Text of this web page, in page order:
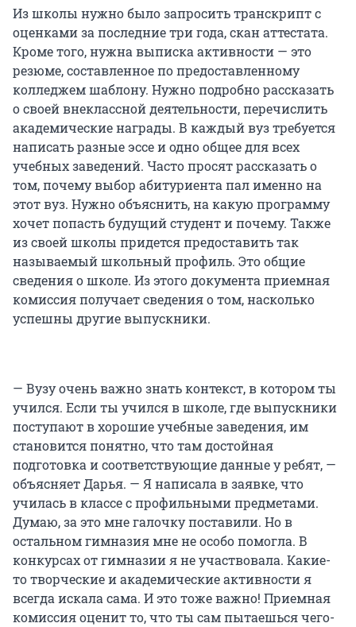
Из школы нужно было запросить транскрипт с
оценками за последние три года, скан аттестата.
Кроме того, нужна выписка активности — это
резюме, составленное по предоставленному
колледжем шаблону. Нужно подробно рассказать
о своей внеклассной деятельности, перечислить
академические награды. В каждый вуз требуется
написать разные эссе и одно общее для всех
учебных заведений. Часто просят рассказать о
том, почему выбор абитуриента пал именно на
этот вуз. Нужно объяснить, на какую программу
хочет попасть будущий студент и почему. Также
из своей школы придется предоставить так
называемый школьный профиль. Это общие
сведения о школе. Из этого документа приемная
комиссия получает сведения о том, насколько
успешны другие выпускники.
— Вузу очень важно знать контекст, в котором ты
учился. Если ты учился в школе, где выпускники
поступают в хорошие учебные заведения, им
становится понятно, что там достойная
подготовка и соответствующие данные у ребят, —
объясняет Дарья. — Я написала в заявке, что
училась в классе с профильными предметами.
Думаю, за это мне галочку поставили. Но в
остальном гимназия мне не особо помогла. В
конкурсах от гимназии я не участвовала. Какие-
то творческие и академические активности я
всегда искала сама. И это тоже важно! Приемная
комиссия оценит то, что ты сам пытаешься чего-